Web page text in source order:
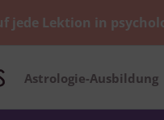
jede Lektion in
Astrologie-Ausbildung